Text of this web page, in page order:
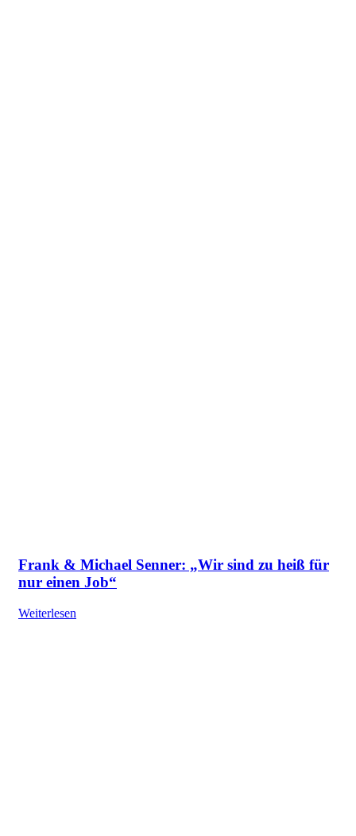
Frank & Michael Senner: „Wir sind zu heiß für
nur einen Job“
Weiterlesen